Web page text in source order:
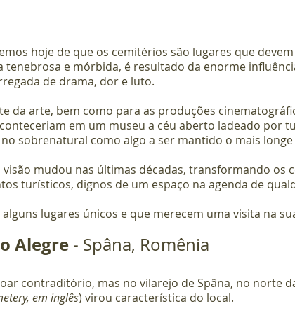
hoje de que os cemitérios são lugares que
tenebrosa e mórbida, é resultado da enorme
de drama, dor e luto.
da arte, bem como para as produções
em um museu a céu aberto ladeado por
sobrenatural como algo a ser mantido o mais longe
visão mudou nas últimas décadas, transformando os
turísticos, dignos de um espaço na agenda de
lugares únicos e que merecem uma visita na
Alegre - Spâna, Romênia
contraditório, mas no vilarejo de Spâna, no norte
em inglês) virou característica do local.